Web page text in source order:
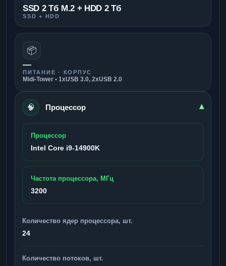
SSD 2 Тб M.2 + HDD 2 Тб
SSD + HDD
📦
—
ПИТАНИЕ · КОРПУС
Midi-Tower • 1xUSB 3.0, 2xUSB 2.0
🧠 Процессор ▾
Процессор
Intel Core i9-14900K
Частота процессора, МГц
3200
Количество ядер процессора, шт.
24
Количество потоков, шт.